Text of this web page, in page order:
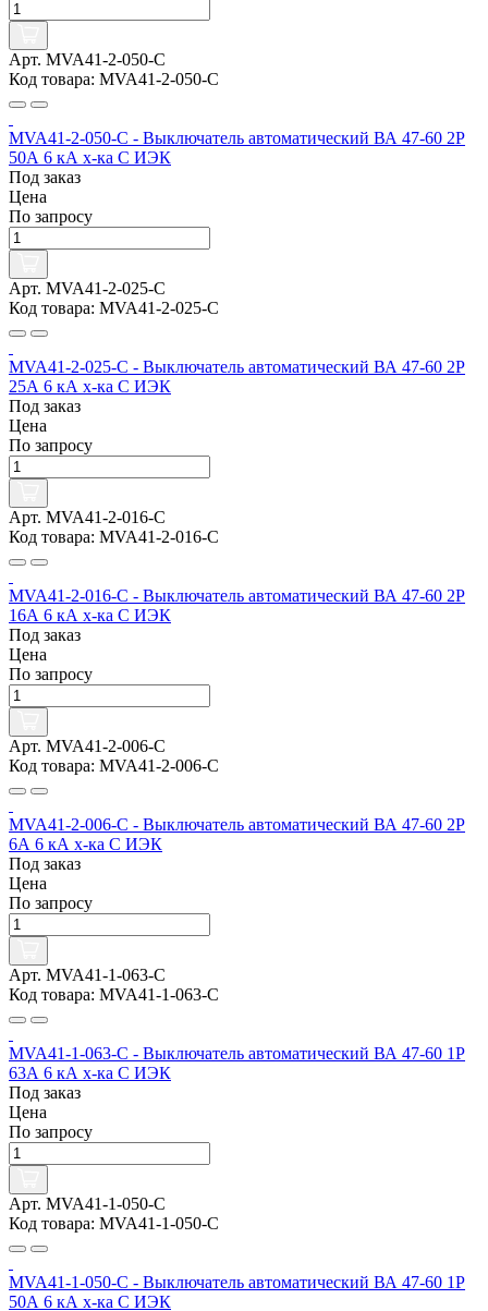
Арт. MVA41-2-050-C
Код товара: MVA41-2-050-C
MVA41-2-050-C - Выключатель автоматический ВА 47-60 2Р
50А 6 кА х-ка С ИЭК
Под заказ
Цена
По запросу
Арт. MVA41-2-025-C
Код товара: MVA41-2-025-C
MVA41-2-025-C - Выключатель автоматический ВА 47-60 2Р
25А 6 кА х-ка С ИЭК
Под заказ
Цена
По запросу
Арт. MVA41-2-016-C
Код товара: MVA41-2-016-C
MVA41-2-016-C - Выключатель автоматический ВА 47-60 2Р
16А 6 кА х-ка С ИЭК
Под заказ
Цена
По запросу
Арт. MVA41-2-006-C
Код товара: MVA41-2-006-C
MVA41-2-006-C - Выключатель автоматический ВА 47-60 2Р
6А 6 кА х-ка С ИЭК
Под заказ
Цена
По запросу
Арт. MVA41-1-063-C
Код товара: MVA41-1-063-C
MVA41-1-063-C - Выключатель автоматический ВА 47-60 1Р
63А 6 кА х-ка С ИЭК
Под заказ
Цена
По запросу
Арт. MVA41-1-050-C
Код товара: MVA41-1-050-C
MVA41-1-050-C - Выключатель автоматический ВА 47-60 1Р
50А 6 кА х-ка С ИЭК